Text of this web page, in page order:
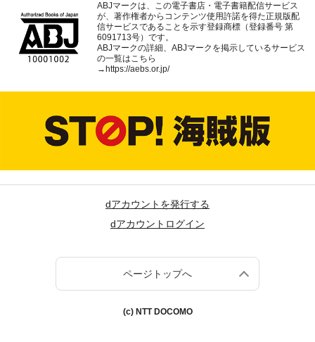
ABJマークは、この電子書店・電子書籍配信サービス
が、著作権者からコンテンツ使用許諾を得た正規版配
信サービスであることを示す登録商標（登録番号 第
6091713号）です。
ABJマークの詳細、ABJマークを掲示しているサービス
の一覧はこちら
→ https://aebs.or.jp/
dアカウントを発行する
dアカウントログイン
ページトップへ
(c) NTT DOCOMO